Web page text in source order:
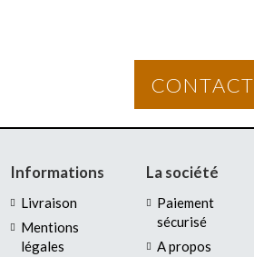
CONTACT
Informations
Livraison
Mentions
légales
La société
Paiement
sécurisé
A propos